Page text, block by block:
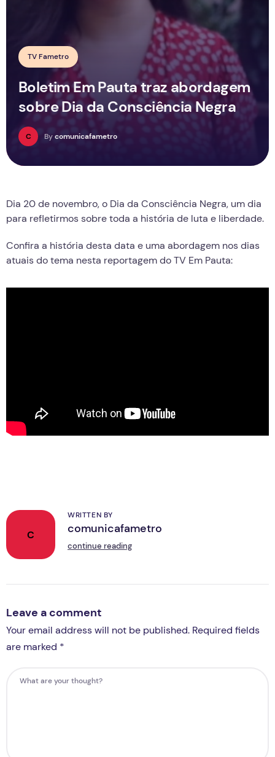
TV Fametro
Boletim Em Pauta traz abordagem
sobre Dia da Consciência Negra
C Bycomunicafametro
Dia 20 de novembro, o Dia da Consciência Negra, um dia
para refletirmos sobre toda a história de luta e liberdade.
Confira a história desta data e uma abordagem nos dias
atuais do tema nesta reportagem do TV Em Pauta:
C
WRITTEN BY
comunicafametro
continue reading
Leave a comment
Your email address will not be published. Required fields
are marked *